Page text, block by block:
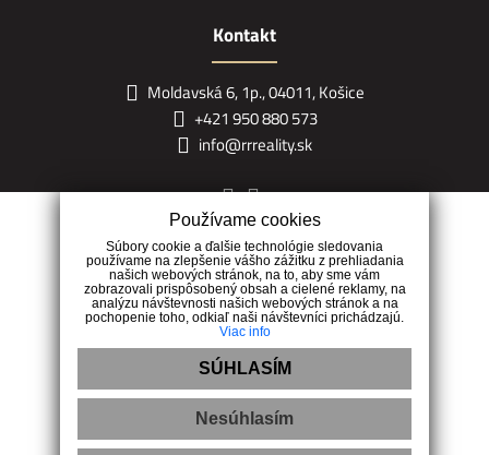
Kontakt
Moldavská 6, 1p., 04011, Košice
+421 950 880 573
info@rrreality.sk
Naša realitná kancelária RR reality je tu pre Vás s komplexným
portfóliom služieb, aby sme Vám uľahčili Vaše rozhodovanie.
Používame cookies
Súbory cookie a ďalšie technológie sledovania
používame na zlepšenie vášho zážitku z prehliadania
našich webových stránok, na to, aby sme vám
zobrazovali prispôsobený obsah a cielené reklamy, na
analýzu návštevnosti našich webových stránok a na
pochopenie toho, odkiaľ naši návštevníci prichádzajú.
Viac info
SÚHLASÍM
Nesúhlasím